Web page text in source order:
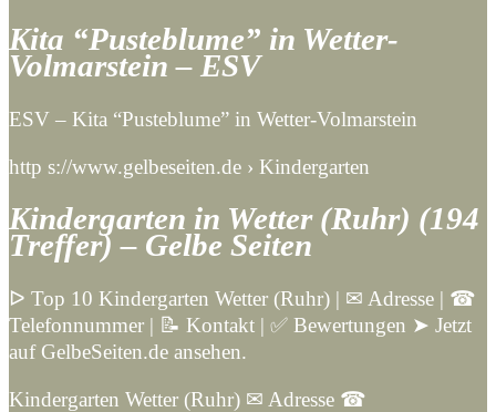
Kita “Pusteblume” in Wetter-
Volmarstein – ESV
ESV – Kita “Pusteblume” in Wetter-Volmarstein
http s://www.gelbeseiten.de › Kindergarten
Kindergarten in Wetter (Ruhr) (194
Treffer) – Gelbe Seiten
ᐅ Top 10 Kindergarten Wetter (Ruhr) | ✉ Adresse | ☎
Telefonnummer | 📝 Kontakt | ✅ Bewertungen ➤ Jetzt
auf GelbeSeiten.de ansehen.
Kindergarten Wetter (Ruhr) ✉ Adresse ☎